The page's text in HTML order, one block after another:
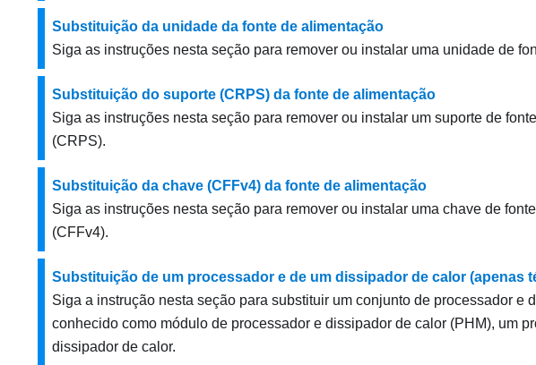
Substituição da unidade da fonte de alimentação
Siga as instruções nesta seção para remover ou instalar uma unidade de
Substituição do suporte (CRPS) da fonte de alimentação
Siga as instruções nesta seção para remover ou instalar um suporte de
(CRPS).
Substituição da chave (CFFv4) da fonte de alimentação
Siga as instruções nesta seção para remover ou instalar uma chave de
(CFFv4).
Substituição de um processador e de um dissipador de calor (apenas
Siga a instrução nesta seção para substituir um conjunto de processador e
conhecido como módulo de processador e dissipador de calor (PHM), um
dissipador de calor.